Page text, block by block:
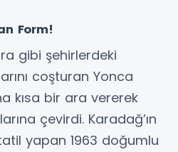
Form!
gibi şehirlerdeki
coşturan Yonca
kısa bir ara vererek
çevirdi. Karadağ’ın
yapan 1963 doğumlu